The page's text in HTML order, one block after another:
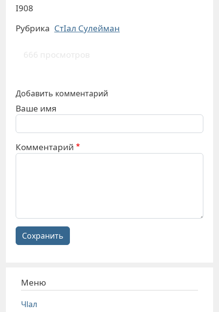
I908
Рубрика СтIал Сулейман
666 просмотров
Добавить комментарий
Ваше имя
Комментарий
Сохранить
Меню
Чlал